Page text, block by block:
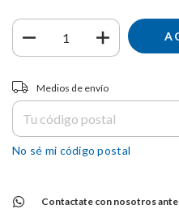
Entregas para el CP:
Medios de envío
No sé mi código postal
Contactate con nosotros ante